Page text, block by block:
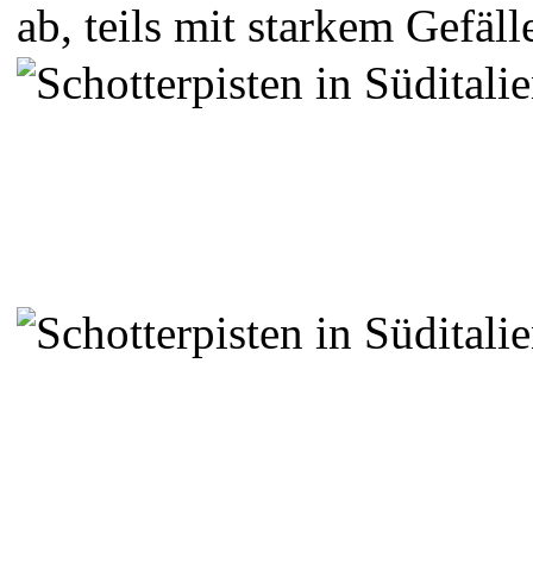
ab, teils mit starkem